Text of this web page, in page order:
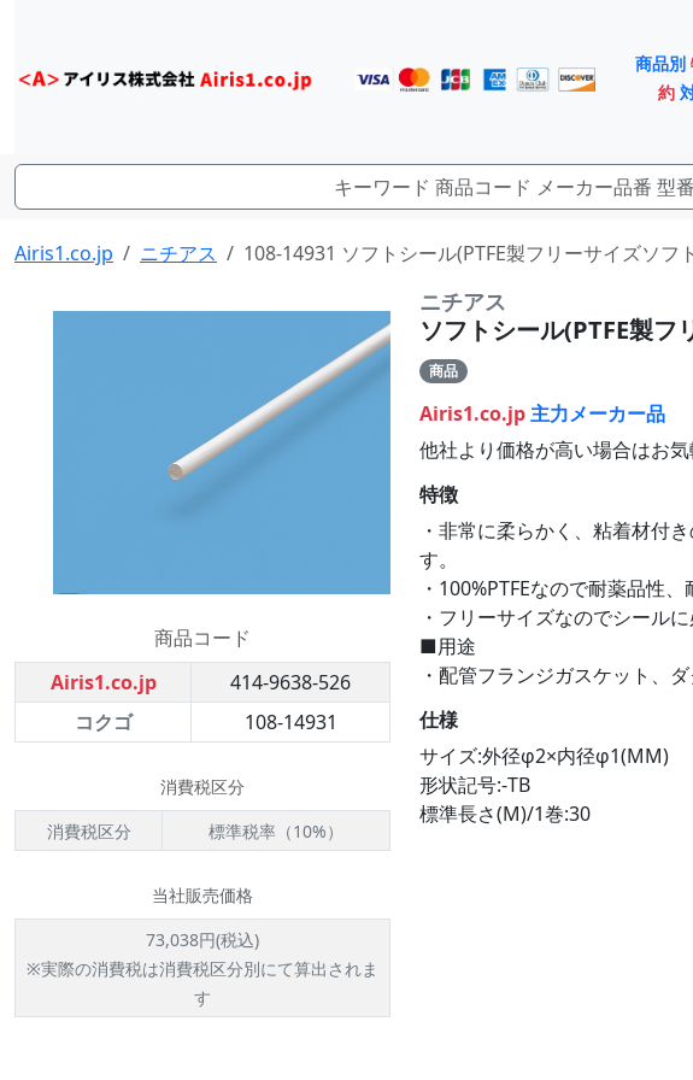
商品別
約
Airis1.co.jp ニチアス 108-14931 ソフトシール(PTFE製フリーサイズソフ
商品コード
Airis1.co.jp
414-9638-526
コクゴ
108-14931
消費税区分
消費税区分
標準税率（10%）
当社販売価格
73,038円(税込)
※実際の消費税は消費税区分別にて算出されま
す
ニチアス
ソフトシール(PTFE製フ
商品
Airis1.co.jp主力メーカー品
他社より価格が高い場合はお
特徴
・非常に柔らかく、粘着材付
す。
・100%PTFEなので耐薬品性
・フリーサイズなのでシール
■用途
・配管フランジガスケット、
仕様
サイズ:外径φ2×内径φ1(MM)
形状記号:-TB
標準長さ(M)/1巻:30